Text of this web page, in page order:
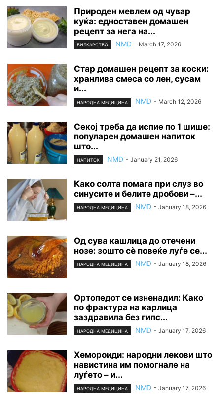
Природен мевлем од чувар
куќа: едноставен домашен
рецепт за нега на...
БИЛКАРСТВО NMD - March 17, 2026
Стар домашен рецепт за коски:
хранлива смеса со лен, сусам
и...
НАРОДНА МЕДИЦИНА NMD - March 12, 2026
Секој треба да испие по 1 шише:
популарен домашен напиток
што...
НАПИТОК NMD - January 21, 2026
Како солта помага при слуз во
синусите и белите дробови –...
НАРОДНА МЕДИЦИНА NMD - January 18, 2026
Од сува кашлица до отечени
нозе: зошто сè повеќе луѓе се...
НАРОДНА МЕДИЦИНА NMD - January 18, 2026
Ортопедот се изненадил: Како
по фрактура на карлица
заздравила без гипс...
НАРОДНА МЕДИЦИНА NMD - January 17, 2026
Хемороиди: народни лекови што
навистина им помогнале на
луѓето – и...
НАРОДНА МЕДИЦИНА NMD - January 17, 2026